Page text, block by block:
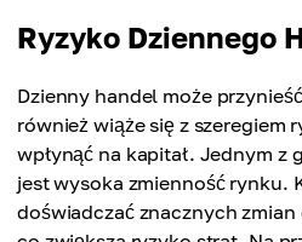
Ryzyko Dziennego
Dzienny handel może
również wiąże się z szeregiem
wpłynąć na kapitał. Jednym z
jest wysoka zmienność rynku.
doświadczać znacznych